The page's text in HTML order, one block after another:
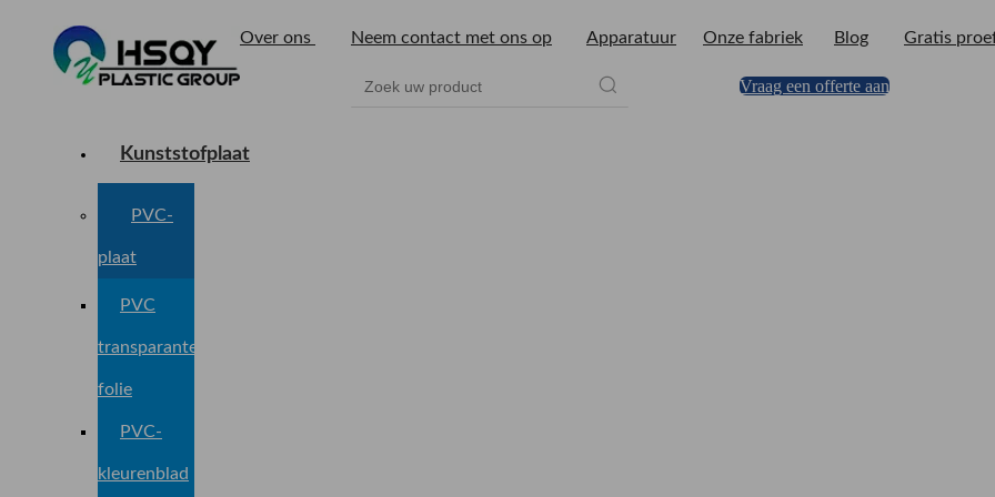
Over ons Neem contact met ons op Apparatuur Onze fabriek Blog Gratis
Vraag een offerte aan
Kunststofplaat
PVC-
plaat
PVC
transparante
folie
PVC-
kleurenblad